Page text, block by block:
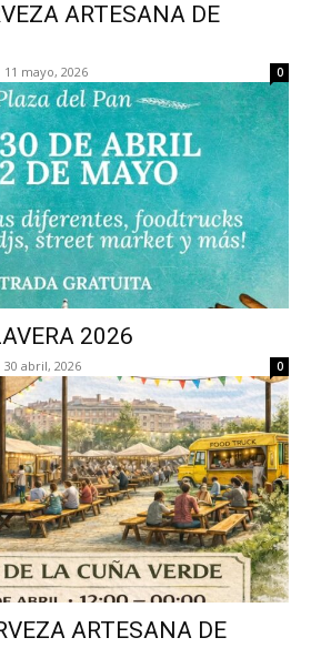
ARTESANA DE
11 mayo, 2026 0
2026
30 abril, 2026 0
ARTESANA DE